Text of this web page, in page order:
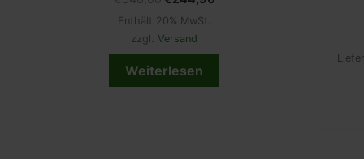
Enthält 20% MwSt.
zzgl. Versand
Weiterlesen